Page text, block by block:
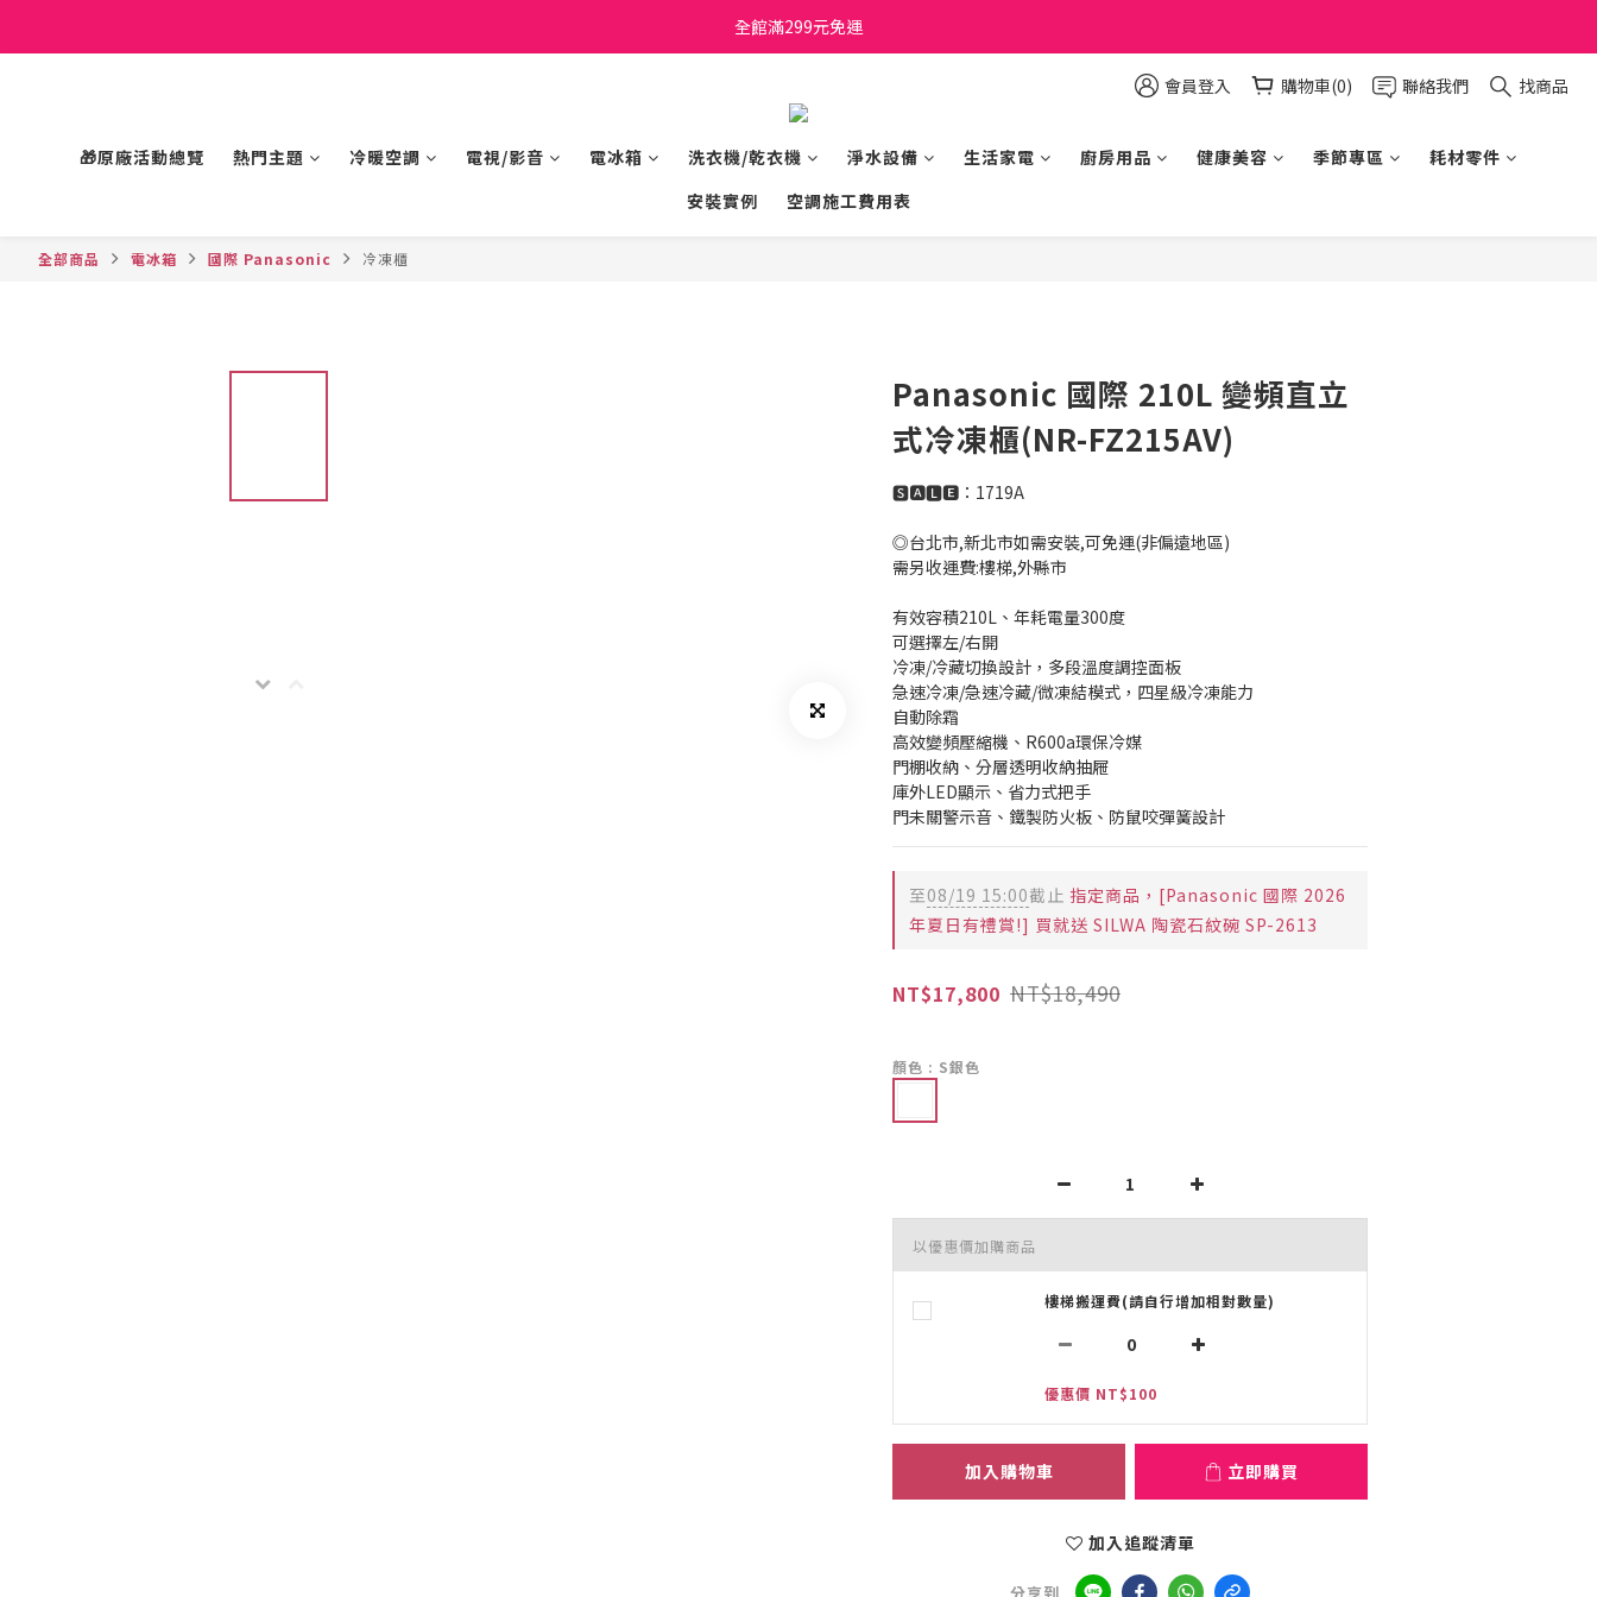
日立家電、國際牌 原廠管制價格 私訊優惠價
全館滿299元免運
會員登入 購物車(0) 聯絡我們 找商品
🎁原廠活動總覽 熱門主題 冷暖空調 電視/影音 電冰箱 洗衣機/乾衣機 淨水設備 生活家電 廚房用品 健康美容 季節專區
耗材零件
安裝實例
空調施工費用表
全部商品 電冰箱 國際 Panasonic 冷凍櫃
Panasonic 國際 210L 變頻直立
式冷凍櫃(NR-FZ215AV)
🆂🅰🅻🅴：1719A
◎台北市,新北市如需安裝,可免運(非偏遠地區)
需另收運費:樓梯,外縣市
有效容積210L、年耗電量300度
可選擇左/右開
冷凍/冷藏切換設計，多段溫度調控面板
急速冷凍/急速冷藏/微凍結模式，四星級冷凍能力
自動除霜
高效變頻壓縮機、R600a環保冷媒
門棚收納、分層透明收納抽屜
庫外LED顯示、省力式把手
門未關警示音、鐵製防火板、防鼠咬彈簧設計
至08/19 15:00截止 指定商品，[Panasonic 國際 2026
年夏日有禮賞!] 買就送 SILWA 陶瓷石紋碗 SP-2613
NT$17,800 NT$18,490
顏色 : S銀色
以優惠價加購商品
樓梯搬運費(請自行增加相對數量)
優惠價 NT$100
加入購物車 立即購買
加入追蹤清單